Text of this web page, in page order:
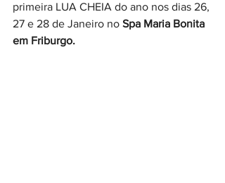
primeira LUA CHEIA do ano nos dias 26,
27 e 28 de Janeiro no Spa Maria Bonita
em Friburgo.